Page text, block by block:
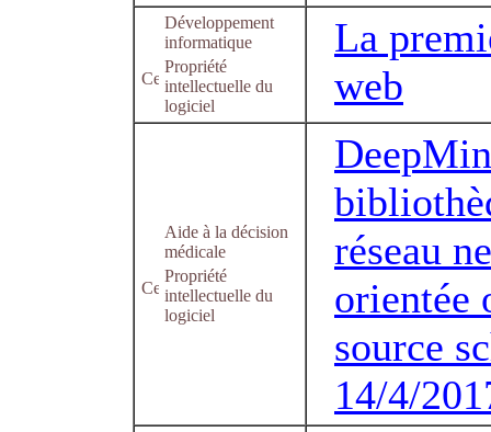
Développement
informatique
Propriété
intellectuelle du
logiciel
La
web
Aide à la décision
médicale
Propriété
intellectuelle du
logiciel
réseau
orientée
source
14/4/